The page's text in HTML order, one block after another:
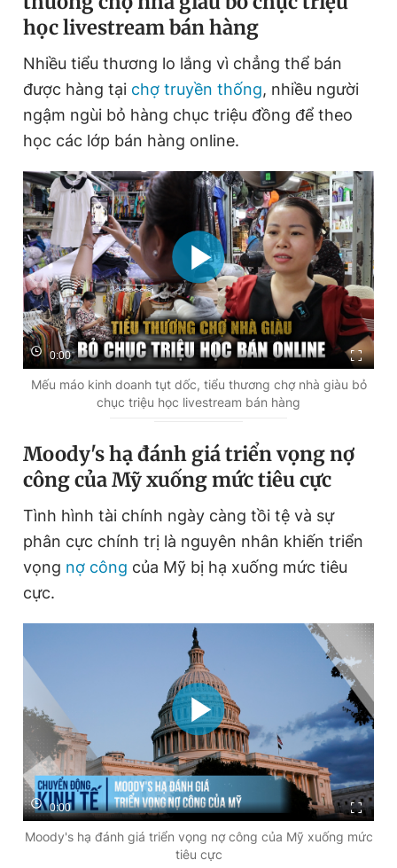
học livestream bán hàng
Nhiều tiểu thương lo lắng vì chẳng thể bán
được hàng tại chợ truyền thống, nhiều người
ngậm ngùi bỏ hàng chục triệu đồng để theo
học các lớp bán hàng online.
0:00
Mếu máo kinh doanh tụt dốc, tiểu thương chợ nhà giàu bỏ
chục triệu học livestream bán hàng
Moody's hạ đánh giá triển vọng nợ
công của Mỹ xuống mức tiêu cực
Tình hình tài chính ngày càng tồi tệ và sự
phân cực chính trị là nguyên nhân khiến triển
vọng nợ công của Mỹ bị hạ xuống mức tiêu
cực.
0:00
Moody's hạ đánh giá triển vọng nợ công của Mỹ xuống mức
tiêu cực